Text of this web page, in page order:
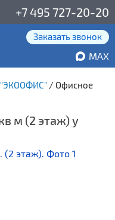
+7 495 727-20-20
Заказать звонок
MAX
"ЭКООФИС" / Офисное
м (2 этаж) у